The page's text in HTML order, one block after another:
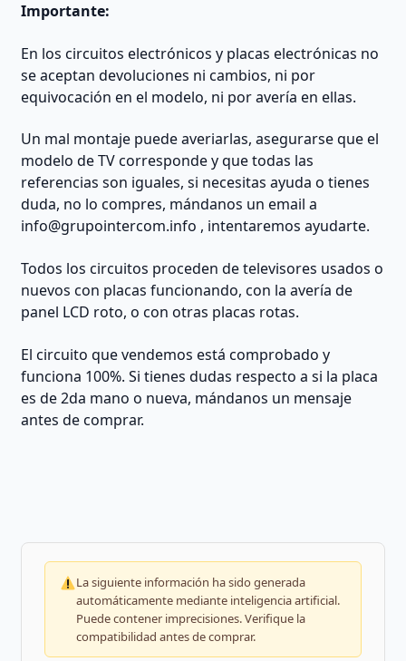
Importante:
En los circuitos electrónicos y placas electrónicas no
se aceptan devoluciones ni cambios, ni por
equivocación en el modelo, ni por avería en ellas.
Un mal montaje puede averiarlas, asegurarse que el
modelo de TV corresponde y que todas las
referencias son iguales, si necesitas ayuda o tienes
duda, no lo compres, mándanos un email a
info@grupointercom.info , intentaremos ayudarte.
Todos los circuitos proceden de televisores usados o
nuevos con placas funcionando, con la avería de
panel LCD roto, o con otras placas rotas.
El circuito que vendemos está comprobado y
funciona 100%. Si tienes dudas respecto a si la placa
es de 2da mano o nueva, mándanos un mensaje
antes de comprar.
La siguiente información ha sido generada
automáticamente mediante inteligencia artificial.
Puede contener imprecisiones. Verifique la
compatibilidad antes de comprar.